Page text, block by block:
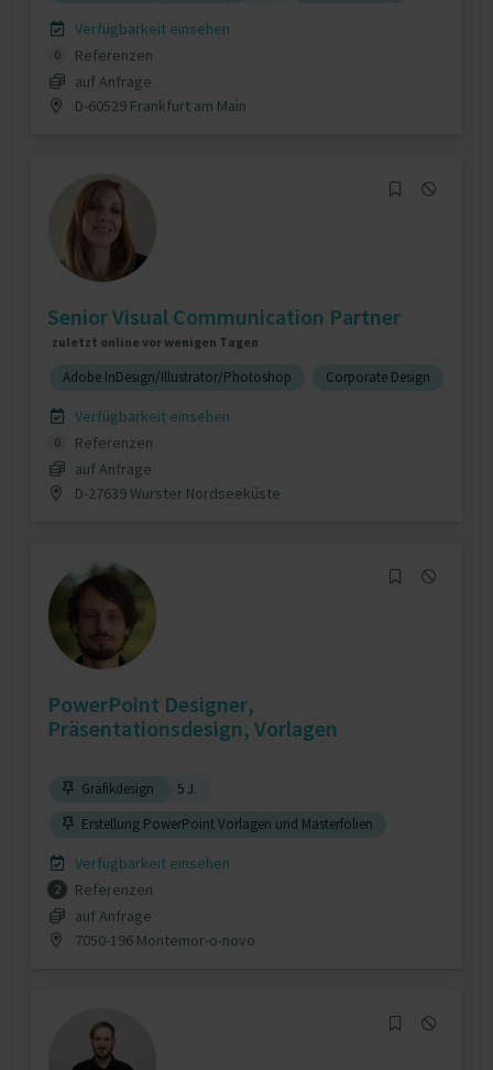
Verfügbarkeit einsehen
0
Referenzen
auf Anfrage
D-60529 Frankfurt am Main
Senior Visual Communication Partner
zuletzt online vor wenigen Tagen
Adobe InDesign/Illustrator/Photoshop Corporate Design
Verfügbarkeit einsehen
0
Referenzen
auf Anfrage
D-27639 Wurster Nordseeküste
PowerPoint Designer,
Präsentationsdesign, Vorlagen
Grafikdesign
5 J.
Erstellung PowerPoint Vorlagen und Masterfolien
Verfügbarkeit einsehen
2
Referenzen
auf Anfrage
7050-196 Montemor-o-novo